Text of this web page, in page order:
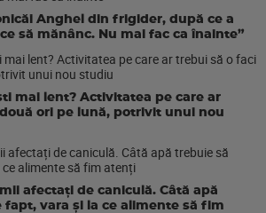
Anghel din frigider, după ce a
să mănânc. Nu mai fac ca înainte”
mai lent? Activitatea pe care ar
ori pe lună, potrivit unui nou
afectați de caniculă. Câtă apă
fapt, vara și la ce alimente să fim